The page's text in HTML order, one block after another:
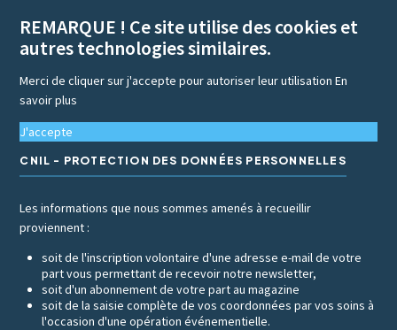
REMARQUE ! Ce site utilise des cookies et
autres technologies similaires.
Merci de cliquer sur j'accepte pour autoriser leur utilisationEn
savoir plus
J'accepte
CNIL - PROTECTION DES DONNÉES PERSONNELLES
Les informations que nous sommes amenés à recueillir
proviennent :
soit de l'inscription volontaire d'une adresse e-mail de votre
part vous permettant de recevoir notre newsletter,
soit d'un abonnement de votre part au magazine
soit de la saisie complète de vos coordonnées par vos soins à
l'occasion d'une opération événementielle.